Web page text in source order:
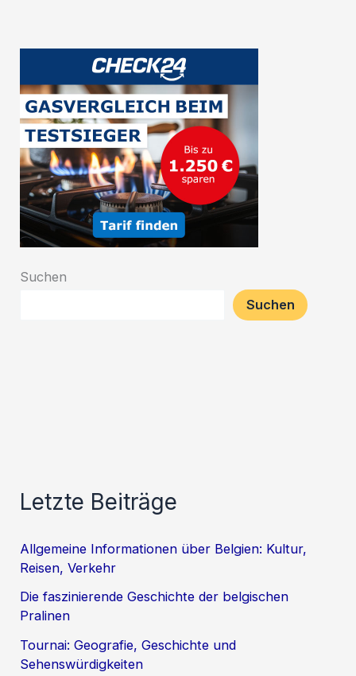
Entdeckung
Suchen
Suchen
Letzte Beiträge
Allgemeine Informationen über Belgien: Kultur,
Reisen, Verkehr
Die faszinierende Geschichte der belgischen
Pralinen
Tournai: Geografie, Geschichte und
Sehenswürdigkeiten